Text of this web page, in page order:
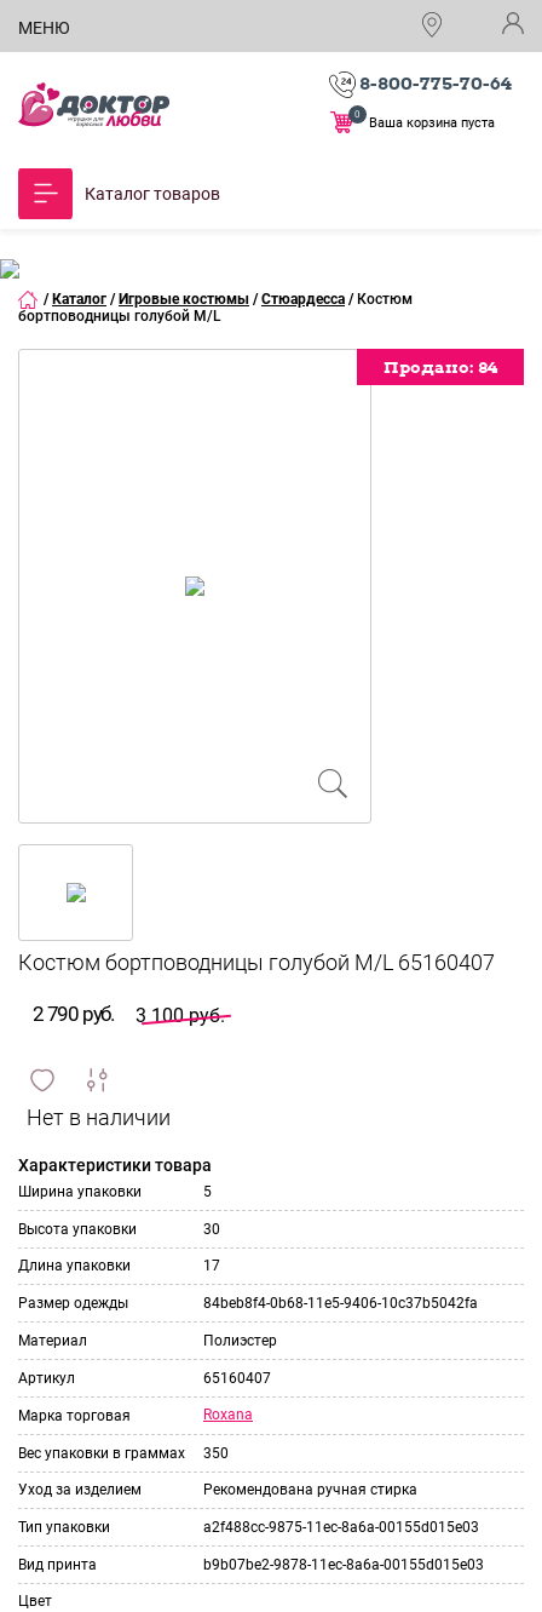
МЕНЮ
8-800-775-70-64
Ваша корзина пуста
0
Каталог товаров
/ Каталог / Игровые костюмы / Стюардесса / Костюм
бортповодницы голубой M/L
Продано: 84
2 790 руб. 3 100 руб.
и
сравнить
ИЗБРАННОЕ
Характеристики товара
Ширина упаковки 5
Высота упаковки 30
Длина упаковки 17
Размер одежды 84beb8f4-0b68-11e5-9406-10c37b5042fa
Материал Полиэстер
Артикул 65160407
Марка торговая Roxana
Вес упаковки в граммах 350
Уход за изделием Рекомендована ручная стирка
Тип упаковки a2f488cc-9875-11ec-8a6a-00155d015e03
Вид принта b9b07be2-9878-11ec-8a6a-00155d015e03
Цвет